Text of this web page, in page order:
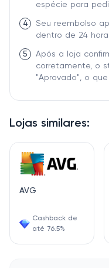
Lojas similares:
AVG
Cashback de
até 76.5%
espécie para
4
Seu reembolso
dentro de 24
5
Após a loja
corretamente, o
"Aprovado", o